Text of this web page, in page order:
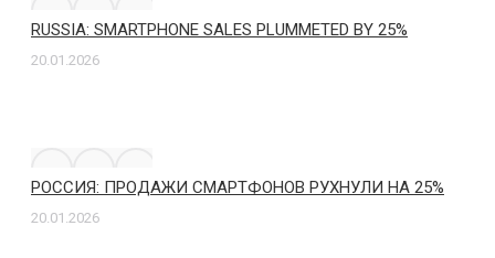
RUSSIA: SMARTPHONE SALES PLUMMETED BY 25%
20.01.2026
РОССИЯ: ПРОДАЖИ СМАРТФОНОВ РУХНУЛИ НА 25%
20.01.2026